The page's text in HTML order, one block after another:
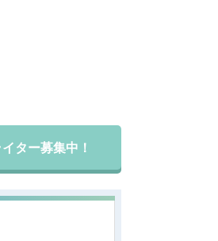
ター募集中！